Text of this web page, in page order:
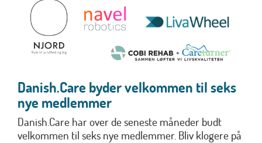
Danish.Care byder velkommen til seks
nye medlemmer
Danish.Care har over de seneste måneder budt
velkommen til seks nye medlemmer. Bliv klogere på